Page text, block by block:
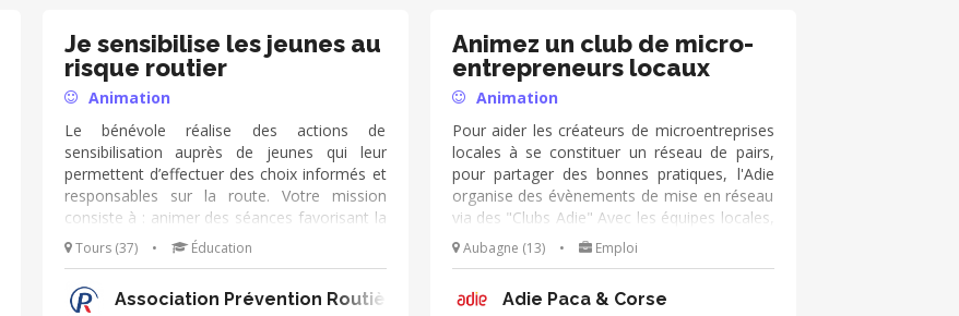
Je sensibilise les jeunes au
risque routier
Animation
Le bénévole réalise des actions de
sensibilisation auprès de jeunes qui leur
permettent d’effectuer des choix informés et
responsables sur la route. Votre mission
consiste à : animer des séances favorisant la
prise de parole et l’écoute de l’autre
sensibiliser autour d’ateliers d’interaction et
de simulation informer sur différents sujets
tels que le risque à la consommation
Tours (37) • Éducation
Association Prévention Routière Centre-Val de Loire
Animez un club de micro-
entrepreneurs locaux
Animation
Pour aider les créateurs de microentreprises
locales à se constituer un réseau de pairs,
pour partager des bonnes pratiques, l'Adie
organise des évènements de mise en réseau
via des "Clubs Adie" Avec les équipes locales,
pilotez ou participez à l’organisation de ces
évènements (environ 1/trimestre) : ■ vous
recherchez les intervenants ■ vous ciblez les
Aubagne (13) • Emploi
Adie Paca & Corse